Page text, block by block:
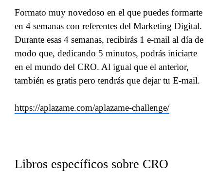
Formato muy novedoso en el que puedes formarte
en 4 semanas con referentes del Marketing Digital.
Durante esas 4 semanas, recibirás 1 e-mail al día de
modo que, dedicando 5 minutos, podrás iniciarte
en el mundo del CRO. Al igual que el anterior,
también es gratis pero tendrás que dejar tu E-mail.
https://aplazame.com/aplazame-challenge/
Libros específicos sobre CRO